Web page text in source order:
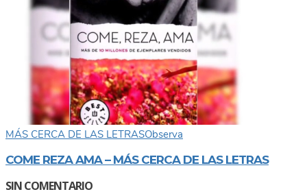
MÁS CERCA DE LAS LETRASObserva
COME REZA AMA – MÁS CERCA DE LAS LETRAS
SIN COMENTARIO